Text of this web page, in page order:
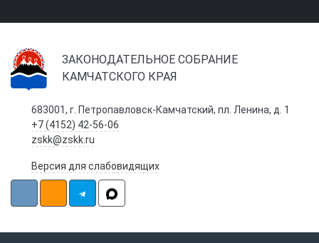
ЗАКОНОДАТЕЛЬНОЕ СОБРАНИЕ
КАМЧАТСКОГО КРАЯ
683001, г. Петропавловск-Камчатский, пл. Ленина, д. 1
+7 (4152) 42-56-06
zskk@zskk.ru
Версия для слабовидящих